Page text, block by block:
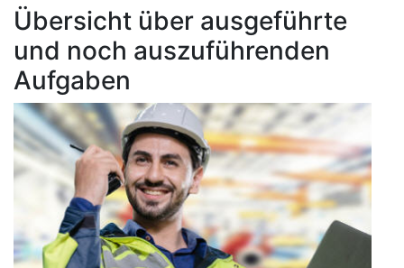
Übersicht über ausgeführte
und noch auszuführenden
Aufgaben